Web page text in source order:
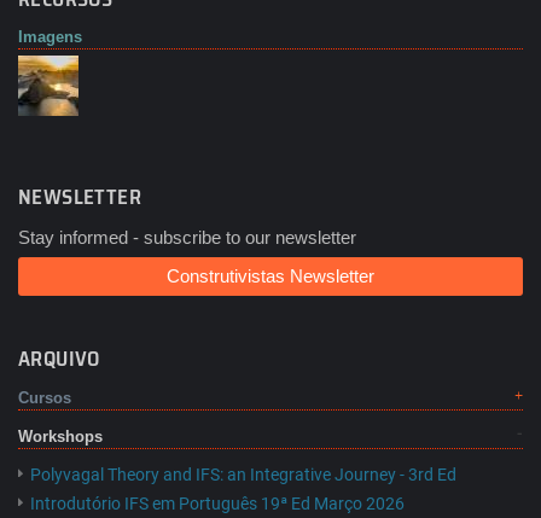
Imagens
NEWSLETTER
Stay informed - subscribe to our newsletter
Construtivistas Newsletter
ARQUIVO
Cursos
Workshops
Polyvagal Theory and IFS: an Integrative Journey - 3rd Ed
Introdutório IFS em Português 19ª Ed Março 2026